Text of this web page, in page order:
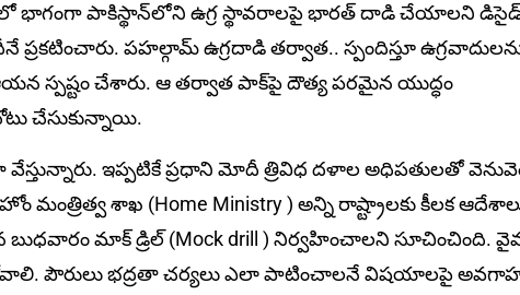
భాగంగా పాకిస్థాన్‌లోని ఉగ్ర స్థావరాలపై భారత్‌ దాడి చేయాలని
పహల్గామ్‌ ఉగ్రదాడి తర్వాత.. స్పందిస్తూ
స్పష్టం చేశారు. ఆ తర్వాత పాక్‌పై దౌత్య పరమైన యుద్ధం
చేసుకున్నాయి.
ఇప్పటికే ప్రధాని మోదీ త్రివిధ దళాల అధిపతులతో
శాఖ (Home Ministry ) అన్ని రాష్ట్రాలకు కీలక
మాక్‌ డ్రిల్‌ (Mock drill ) నిర్వహించాలని సూచించింది.
పౌరులు భద్రతా చర్యలు ఎలా పాటించాలనే విషయాలపై